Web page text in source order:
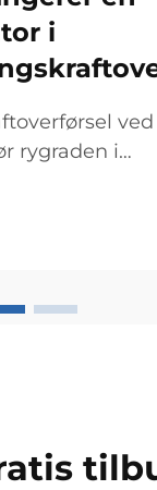
i
rygraden i
effektivt